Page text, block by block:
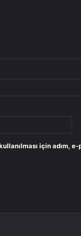
için adım,